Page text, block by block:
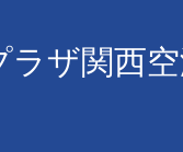
ザ関西